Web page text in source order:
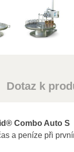
Dotaz k
Combo Auto S
a peníze při